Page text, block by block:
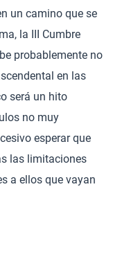
un camino que se
la III Cumbre
probablemente no
en las
será un hito
no muy
esperar que
las limitaciones
a ellos que vayan